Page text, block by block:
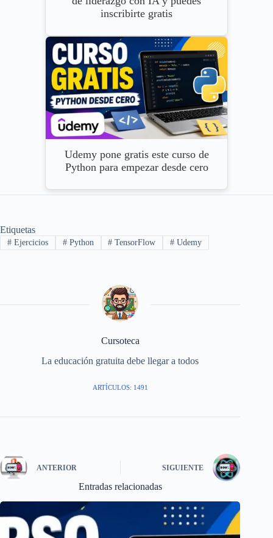
inscribirte gratis
Udemy pone gratis este curso de
Python para empezar desde cero
Etiquetas
#Ejercicios #Python # TensorFlow # Udemy
Cursoteca
La educación gratuita debe llegar a todos
ARTÍCULOS: 1491
ANTERIOR SIGUIENTE
Entradas relacionadas